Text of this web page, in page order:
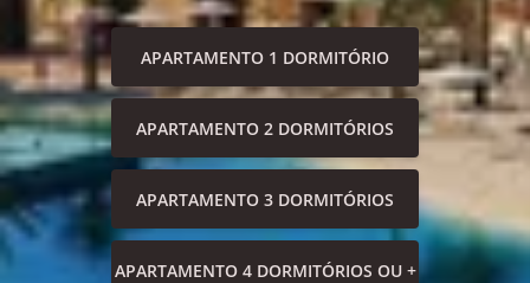
APARTAMENTO 1 DORMITÓRIO
APARTAMENTO 2 DORMITÓRIOS
APARTAMENTO 3 DORMITÓRIOS
APARTAMENTO 4 DORMITÓRIOS OU +